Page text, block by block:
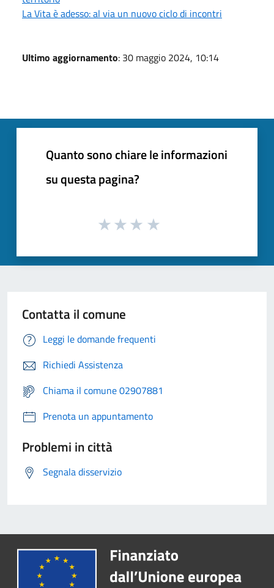
La Vita è adesso: al via un nuovo ciclo di incontri
Ultimo aggiornamento: 30 maggio 2024, 10:14
Quanto sono chiare le informazioni
su questa pagina?
Contatta il comune
Leggi le domande frequenti
Richiedi Assistenza
Chiama il comune 02907881
Prenota un appuntamento
Problemi in città
Segnala disservizio